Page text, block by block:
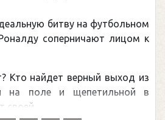
битву на футбольном
соперничают лицом к
Кто найдет верный выход из
на поле и щепетильной в
...